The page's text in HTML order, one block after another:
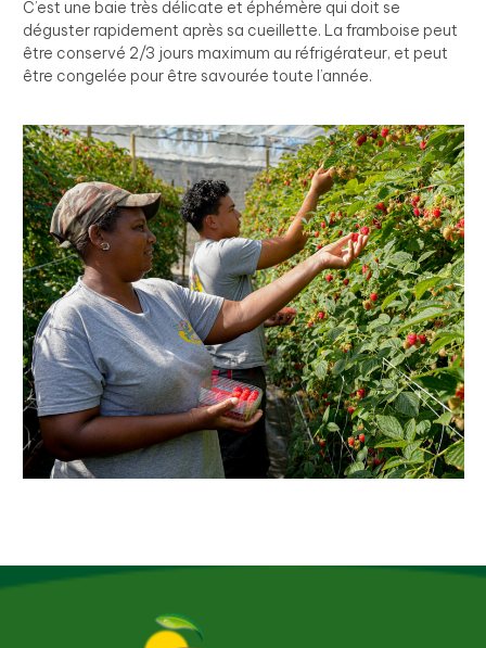
C’est une baie très délicate et éphémère qui doit se
déguster rapidement après sa cueillette. La framboise peut
être conservé 2/3 jours maximum au réfrigérateur, et peut
être congelée pour être savourée toute l’année.